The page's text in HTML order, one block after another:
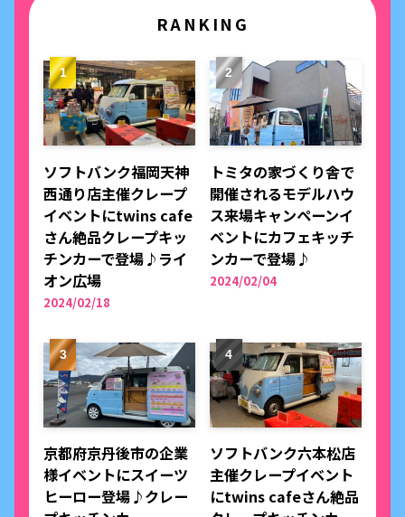
RANKING
ソフトバンク福岡天神
西通り店主催クレープ
イベントにtwins cafe
さん絶品クレープキッ
チンカーで登場♪ライ
オン広場
2024/02/18
トミタの家づくり舎で
開催されるモデルハウ
ス来場キャンペーンイ
ベントにカフェキッチ
ンカーで登場♪
2024/02/04
京都府京丹後市の企業
様イベントにスイーツ
ヒーロー登場♪クレー
ソフトバンク六本松店
主催クレープイベント
にtwins cafeさん絶品